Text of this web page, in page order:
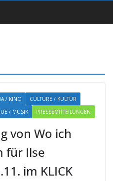
/ KINO
CULTURE / KULTUR
/ MUSIK PRESSEMITTEILUNGEN
von Wo ich
für Ilse
im KLICK